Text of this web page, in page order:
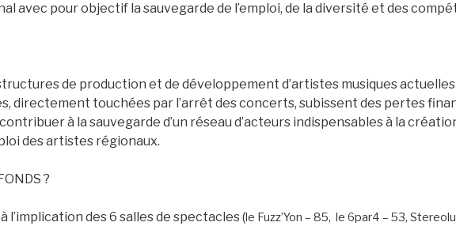
avec pour objectif la sauvegarde de l’emploi, de la diversité et des
de production et de développement d’artistes musiques
directement touchées par l’arrêt des concerts, subissent des pertes
à la sauvegarde d’un réseau d’acteurs indispensables à la
des artistes régionaux.
?
l’implication des 6 salles de spectacles (le Fuzz’Yon – 85, le 6par4 – 53,